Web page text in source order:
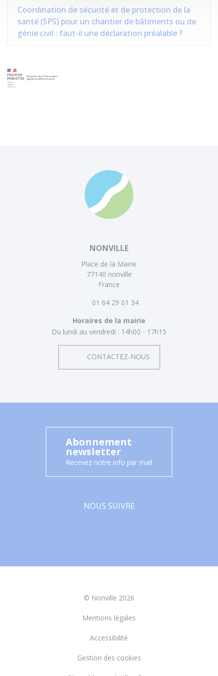
Coordination de sécurité et de protection de la
santé (SPS) pour un chantier de bâtiments ou de
génie civil : faut-il une déclaration préalable ?
NONVILLE
Place de la Mairie
77140 nonville
France
01 64 29 01 34
Horaires de la mairie
Du lundi au vendredi : 14h00 - 17h15
CONTACTEZ-NOUS
Abonnement
newsletter
Recevez notre info par mail
NOUS SUIVRE
© Nonville 2026
Mentions légales
Accessibilité
Gestion des cookies